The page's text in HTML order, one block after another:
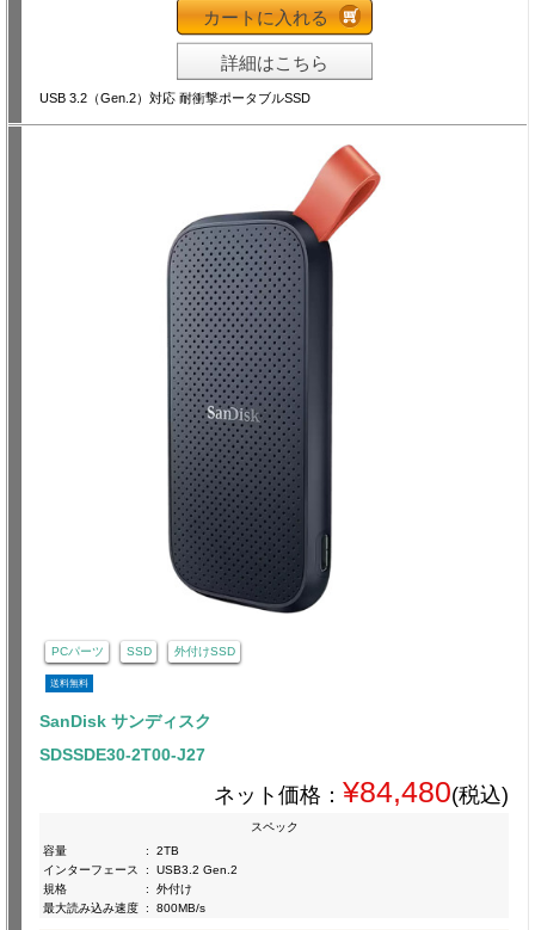
カートに入れる
詳細はこちら
USB 3.2（Gen.2）対応 耐衝撃ポータブルSSD
PCパーツ SSD 外付けSSD
送料無料
SanDisk サンディスク
SDSSDE30-2T00-J27
ネット価格： ¥84,480(税込)
スペック
容量
:
2TB
インターフェース
:
USB3.2 Gen.2
規格
:
外付け
最大読み込み速度 : 800MB/s